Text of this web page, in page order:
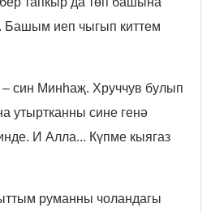
Башым иеп чыгып киттем
син Минһаҗ. Хруччув булып
утыртканны сине генә
И Алла... Күпме кыягаз
руманны чоландагы